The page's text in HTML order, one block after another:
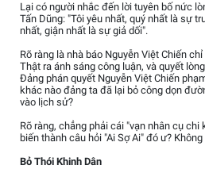
Lại có người nhắc đến lời tuyên bố nức
Tấn Dũng: "Tôi yêu nhất, quý nhất là sự
nhất, giận nhất là sự giả dối".
Rõ ràng là nhà báo Nguyễn Việt Chiến
Thật ra ánh sáng công luận, và quyết
Đảng phán quyết Nguyễn Việt Chiến
khác nào đảng ta đã lại bỏ công dọn
vào lịch sử?
Rõ ràng, chẳng phải cái "vạn nhân cụ
biến thành câu hỏi "Ai Sợ Ai" đó ư?
Bỏ Thói Khinh Dân